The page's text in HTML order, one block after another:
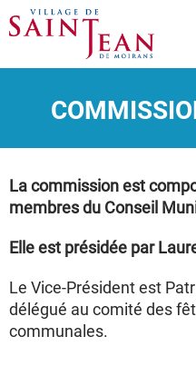
Aller à la recherche
La commission est
membres du Conseil
Elle est présidée par
Le Vice-Président est
délégué au comité des
communales.